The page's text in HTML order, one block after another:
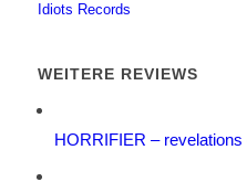
Idiots Records
WEITERE REVIEWS
HORRIFIER – revelations